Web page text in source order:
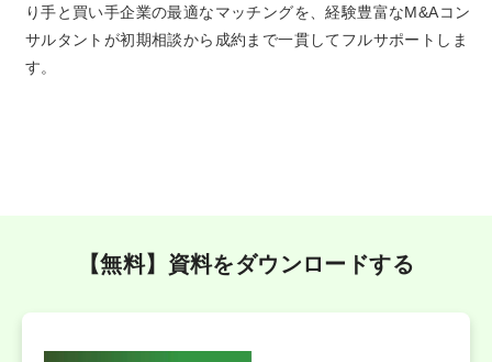
り手と買い手企業の最適なマッチングを、経験豊富なM&Aコン
サルタントが初期相談から成約まで一貫してフルサポートしま
す。
【無料】資料をダウンロードする